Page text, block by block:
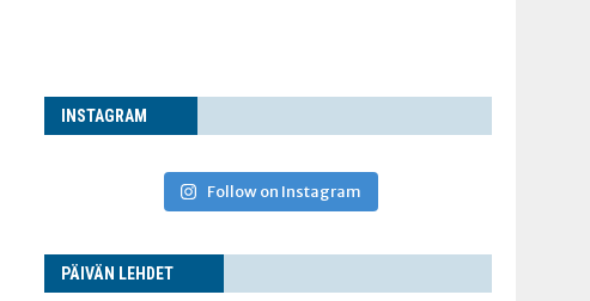
INS­TA­GRAM
Follow on Instagram
PÄI­VÄN LEHDET